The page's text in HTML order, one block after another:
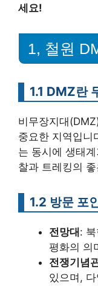
세요!
1, 철원
1.1 DMZ란
비무장지대
중요한 지역입니
는 동시에 생태
찰과 트레킹의
1.2 방문 포
전망대 :
평화의 의
전쟁기념
있으며,